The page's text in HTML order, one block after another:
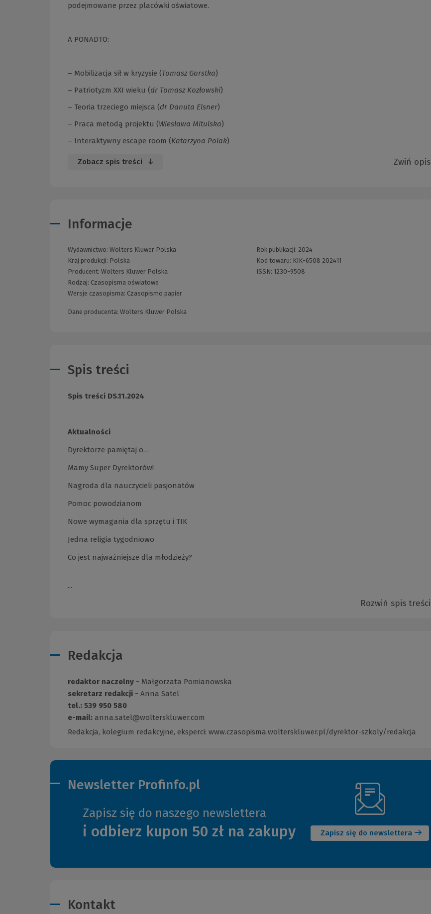
podejmowane przez placówki oświatowe.
A PONADTO:
– Mobilizacja sił w kryzysie (Tomasz Garstka)
– Patriotyzm XXI wieku (dr Tomasz Kozłowski)
– Teoria trzeciego miejsca (dr Danuta Elsner)
– Praca metodą projektu (Wiesława Mitulska)
– Interaktywny escape room (Katarzyna Polak)
Zobacz spis treści Zwiń opis
Informacje
Wydawnictwo: Wolters Kluwer Polska
Kraj produkcji: Polska
Producent: Wolters Kluwer Polska
Rodzaj: Czasopisma oświatowe
Wersje czasopisma: Czasopismo papier
Rok publikacji: 2024
Kod towaru: KIK-6508 202411
ISSN: 1230-9508
Dane producenta: Wolters Kluwer Polska
Spis treści
Spis treści DS.11.2024
Aktualności
Dyrektorze pamiętaj o…
Mamy Super Dyrektorów!
Nagroda dla nauczycieli pasjonatów
Pomoc powodzianom
Nowe wymagania dla sprzętu i TIK
Jedna religia tygodniowo
Co jest najważniejsze dla młodzieży?
...
Rozwiń spis treści
Redakcja
redaktor naczelny - Małgorzata Pomianowska
sekretarz redakcji - Anna Satel
tel.: 539 950 580
e-mail: anna.satel@wolterskluwer.com
Redakcja, kolegium redakcyjne, eksperci: www.czasopisma.wolterskluwer.pl/dyrektor-szkoly/redakcja
Newsletter Profinfo.pl
Zapisz się do naszego newslettera
i odbierz kupon 50 zł na zakupy Zapisz się do newslettera
okno)
Kontakt